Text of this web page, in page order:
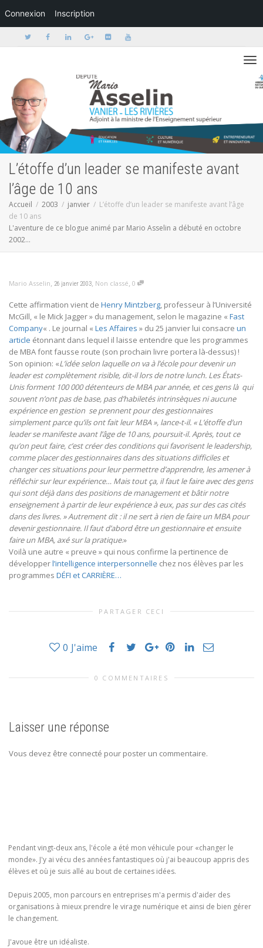
Connexion Inscription
Activer/
L’étoffe d’un leader se manifeste avant
l’âge de 10 ans
Accueil 2003 janvier
L’étoffe d’un leader se manifeste avant l’âge
de 10 ans
L'aventure de ce blogue animé par Mario Asselin a débuté en octobre
2002...
Mario Asselin, 26 janvier 2003, Non classé, 0
Cette affirmation vient de Henry Mintzberg, professeur à l’Université
McGill, « le Mick Jagger » du management, selon le magazine « Fast
Company« . Le journal « Les Affaires » du 25 janvier lui consacre un
article étonnant dans lequel il laisse entendre que les programmes
de MBA font fausse route (son prochain livre portera là-dessus) !
Son opinion: «L’idée selon laquelle on va à l’école pour devenir un
leader est complètement risible, dit-il lors de notre lunch. Les États-
Unis forment 100 000 détenteurs de MBA par année, et ces gens là ­ qui
souvent n’ont pas de base, pas d’habiletés intrinsèques ni aucune
expérience en gestion ­ se prennent pour des gestionnaires
simplement parce qu’ils ont fait leur MBA », lance-t-il. « L’étoffe d’un
leader se manifeste avant l’âge de 10 ans, poursuit-il. Après, tout ce
qu’on peut faire, c’est créer des conditions qui favorisent le leadership,
comme placer des gestionnaires dans des situations difficiles et
changer ces situations pour leur permettre d’apprendre, les amener à
réfléchir sur leur expérience… Mais tout ça, il faut le faire avec des gens
qui sont déjà dans des positions de management et bâtir notre
enseignement à partir de leur expérience à eux, pas sur des cas cités
dans des livres. » Autrement dit : il ne sert à rien de faire un MBA pour
devenir gestionnaire. Il faut d’abord être un gestionnaire et ensuite
faire un MBA, axé sur la pratique.»
Voilà une autre « preuve » qui nous confirme la pertinence de
développerl’intelligence interpersonnelle chez nos élèves par les
programmes DÉFI et CARRIÈRE…
PARTAGER CECI
0 J'aime
0 COMMENTAIRES
Laisser une réponse
Vous devez être connecté pour poster un commentaire.
Pendant vingt-deux ans, l'école a été mon véhicule pour «changer le
monde». J'y ai vécu des années fantastiques où j'ai beaucoup appris des
élèves et où je suis allé au bout de certaines idées.
Depuis 2005, mon parcours en entreprises m'a permis d'aider des
organisations à mieux prendre le virage numérique et ainsi de bien gérer
le changement.
J'avoue être un idéaliste.